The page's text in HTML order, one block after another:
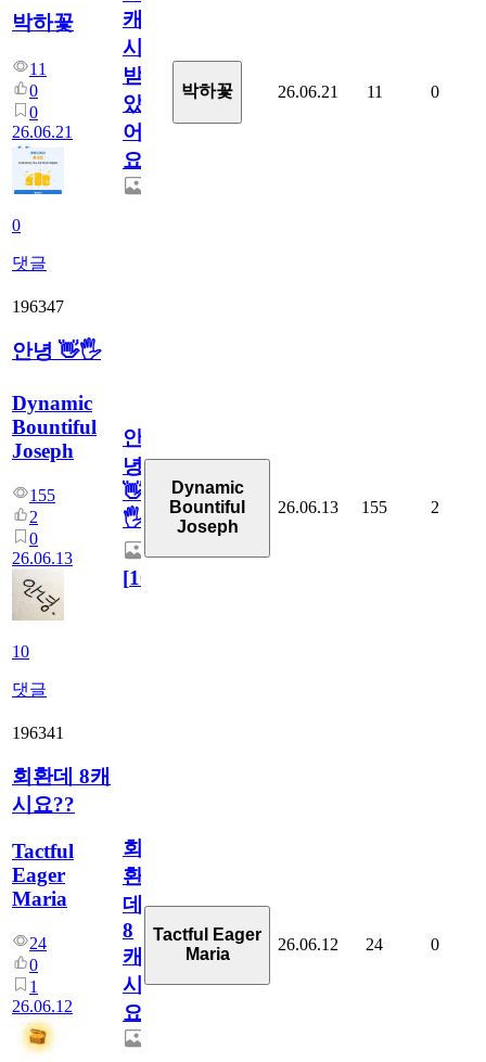
박하꽃
11
0
0
26.06.21
0
댓글
캐
시
받
았
어
요.
박하꽃 26.06.21 11 0
196347
안녕 👋🖐
Dynamic
Bountiful
Joseph
155
2
0
26.06.13
10
댓글
안
녕
👋
🖐
[10
Dynamic
Bountiful
Joseph
26.06.13 155 2
196341
회환데 8캐
시요??
Tactful
Eager
Maria
24
0
1
26.06.12
회
환
데
8
캐
시
요??
Tactful Eager
Maria
26.06.12 24 0